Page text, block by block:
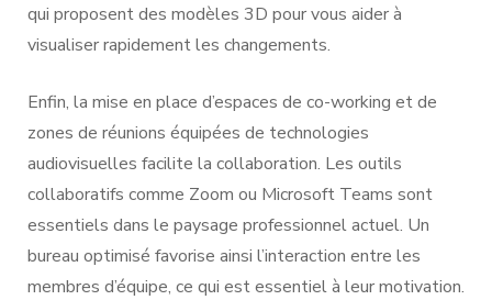
qui proposent des modèles 3D pour vous aider à
visualiser rapidement les changements.
Enfin, la mise en place d’espaces de co-working et de
zones de réunions équipées de technologies
audiovisuelles facilite la collaboration. Les outils
collaboratifs comme Zoom ou Microsoft Teams sont
essentiels dans le paysage professionnel actuel. Un
bureau optimisé favorise ainsi l’interaction entre les
membres d’équipe, ce qui est essentiel à leur motivation.